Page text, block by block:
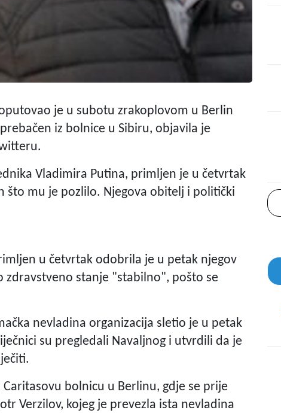
je u subotu zrakoplovom u Berlin
iz bolnice u Sibiru, objavila je
Vladimira Putina, primljen je u četvrtak
što mu je pozlilo. Njegova obitelj i politički
u četvrtak odobrila je u petak njegov
zdravstveno stanje "stabilno", pošto se
nevladina organizacija sletio je u petak
su pregledali Navaljnog i utvrdili da je
bolnicu u Berlinu, gdje se prije
Verzilov, kojeg je prevezla ista nevladina